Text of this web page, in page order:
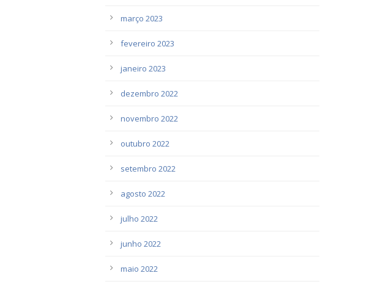
março 2023
fevereiro 2023
janeiro 2023
dezembro 2022
novembro 2022
outubro 2022
setembro 2022
agosto 2022
julho 2022
junho 2022
maio 2022